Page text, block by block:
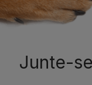
Junte-